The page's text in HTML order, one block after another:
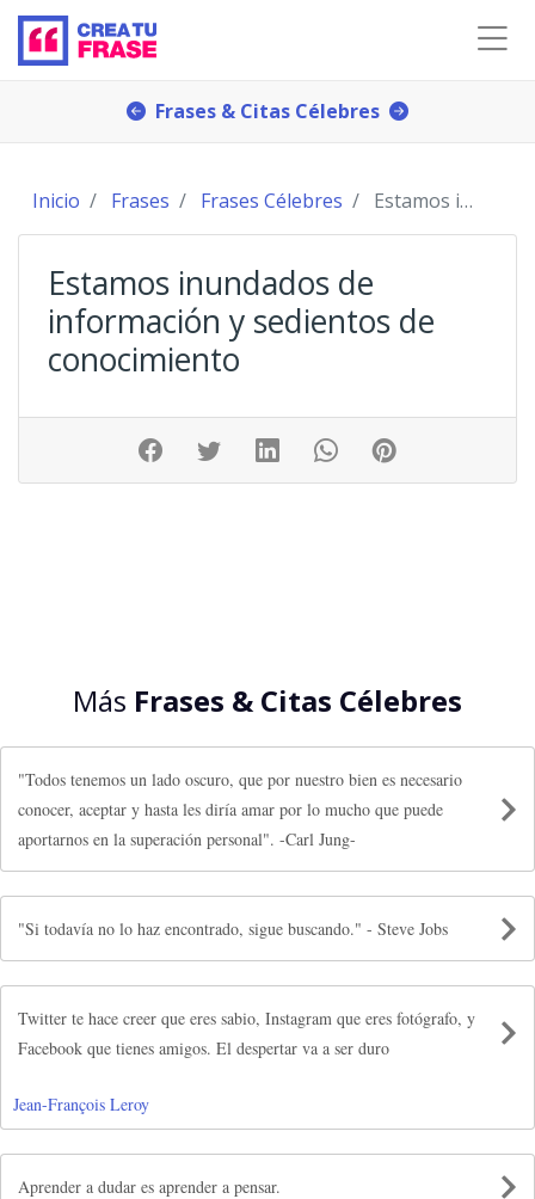
Frases & Citas Célebres
Inicio Frases Frases Célebres Estamos inundados de información y sedientos de c
Estamos inundados de
información y sedientos de
conocimiento
Más Frases & Citas Célebres
"Todos tenemos un lado oscuro, que por nuestro bien es necesario
conocer, aceptar y hasta les diría amar por lo mucho que puede
aportarnos en la superación personal". -Carl Jung-
"Si todavía no lo haz encontrado, sigue buscando." - Steve Jobs
Twitter te hace creer que eres sabio, Instagram que eres fotógrafo, y
Facebook que tienes amigos. El despertar va a ser duro
Jean-François Leroy
Aprender a dudar es aprender a pensar.